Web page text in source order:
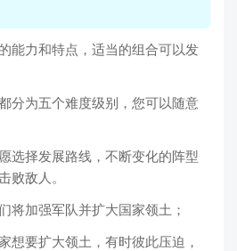
能力和特点，适当的组合可以发
分为五个难度级别，您可以随意
选择发展路线，不断变化的阵型
败敌人。
将加强军队并扩大国家领土；
想要扩大领土，有时彼此压迫，